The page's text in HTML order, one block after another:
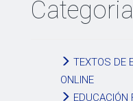
TEXTOS DE
ONLINE
EDUCACIÓN